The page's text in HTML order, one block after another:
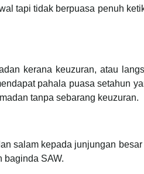
tapi tidak berpuasa penuh
kerana keuzuran, atau
pahala puasa setahun
tanpa sebarang keuzuran.
salam kepada junjungan
baginda SAW.